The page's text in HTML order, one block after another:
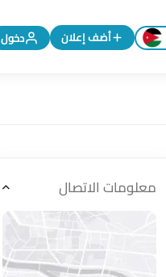
تغيير اللغة إلى الإنجليزية
أضف إعلان دخول
معلومات الاتصال